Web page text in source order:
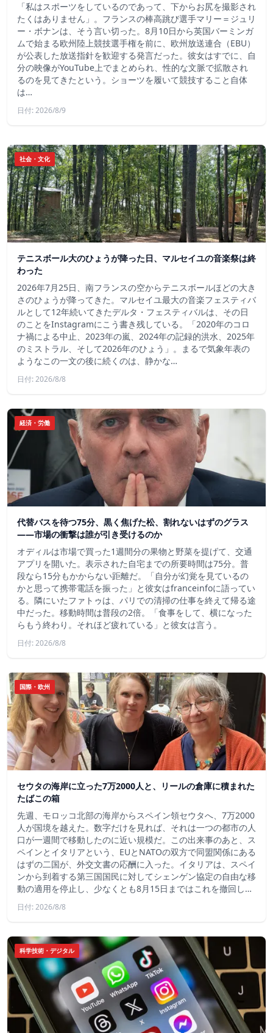
「私はスポーツをしているのであって、下からお尻を撮影され
たくはありません」。フランスの棒高跳び選手マリー＝ジュリ
ー・ボナンは、そう言い切った。8月10日から英国バーミンガ
ムで始まる欧州陸上競技選手権を前に、欧州放送連合（EBU）
が公表した放送指針を歓迎する発言だった。彼女はすでに、自
分の映像がYouTube上でまとめられ、性的な文脈で拡散され
るのを見てきたという。ショーツを履いて競技すること自体
は…
日付: 2026/8/9
社会・文化
テニスボール大のひょうが降った日、マルセイユの音楽祭は終
わった
2026年7月25日、南フランスの空からテニスボールほどの大き
さのひょうが降ってきた。マルセイユ最大の音楽フェスティバ
ルとして12年続いてきたデルタ・フェスティバルは、その日
のことをInstagramにこう書き残している。「2020年のコロ
ナ禍による中止、2023年の嵐、2024年の記録的洪水、2025年
のミストラル、そして2026年のひょう」。まるで気象年表の
ようなこの一文の後に続くのは、静かな…
日付: 2026/8/8
経済・労働
代替バスを待つ75分、黒く焦げた松、割れないはずのグラス
——市場の衝撃は誰が引き受けるのか
オディルは市場で買った1週間分の果物と野菜を提げて、交通
アプリを開いた。表示された自宅までの所要時間は75分。普
段なら15分もかからない距離だ。「自分が幻覚を見ているの
かと思って携帯電話を振った」と彼女はfranceinfoに語ってい
る。隣にいたファトゥは、パリでの清掃の仕事を終えて帰る途
中だった。移動時間は普段の2倍。「食事をして、横になった
らもう終わり。それほど疲れている」と彼女は言う。
日付: 2026/8/8
国際・欧州
セウタの海岸に立った7万2000人と、リールの倉庫に積まれた
たばこの箱
先週、モロッコ北部の海岸からスペイン領セウタへ、7万2000
人が国境を越えた。数字だけを見れば、それは一つの都市の人
口が一週間で移動したのに近い規模だ。この出来事のあと、ス
ペインとイタリアという、EUとNATOの双方で同盟関係にある
はずの二国が、外交文書の応酬に入った。イタリアは、スペイ
ンから到着する第三国国民に対してシェンゲン協定の自由な移
動の適用を停止し、少なくとも8月15日まではこれを撤回し…
日付: 2026/8/8
科学技術・デジタル